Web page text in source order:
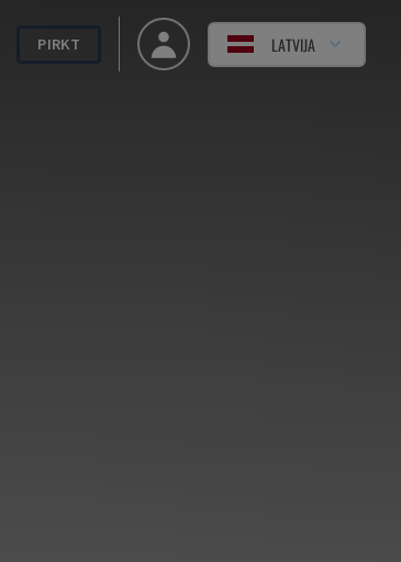
PIRKT LATVIJA